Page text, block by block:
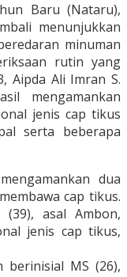
Baru (Nataru),
menunjukkan
minuman
rutin yang
Aipda Ali Imran S.
mengamankan
jenis cap tikus
serta beberapa
dua
cap tikus.
asal Ambon,
jenis cap tikus,
berinisial MS (26),